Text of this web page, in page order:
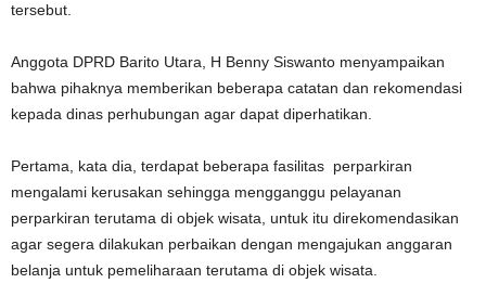
tersebut.
Anggota DPRD Barito Utara, H Benny Siswanto menyampaikan
bahwa pihaknya memberikan beberapa catatan dan rekomendasi
kepada dinas perhubungan agar dapat diperhatikan.
Pertama, kata dia, terdapat beberapa fasilitas perparkiran
mengalami kerusakan sehingga mengganggu pelayanan
perparkiran terutama di objek wisata, untuk itu direkomendasikan
agar segera dilakukan perbaikan dengan mengajukan anggaran
belanja untuk pemeliharaan terutama di objek wisata.